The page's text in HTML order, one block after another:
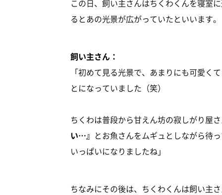
この日、飼い主さんはちくわくんを寝室
るとあの光景が広がっていたといいます。
飼い主さん：
「初めて見る光景で、あまりにも可愛くて
とになっていました（笑）
ちくわは普段から甘えん坊の寂しがり屋
い…』 とお魚さんをムギュとしながら待
いっぱいになりましたね」
ちなみにその後は、ちくわくんは飼い主